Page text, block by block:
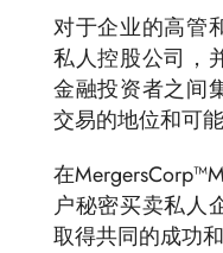
对于企业的高管
私人控股公司，
金融投资者之间
交易的地位和可能
在
户秘密买卖私人
取得共同的成功和